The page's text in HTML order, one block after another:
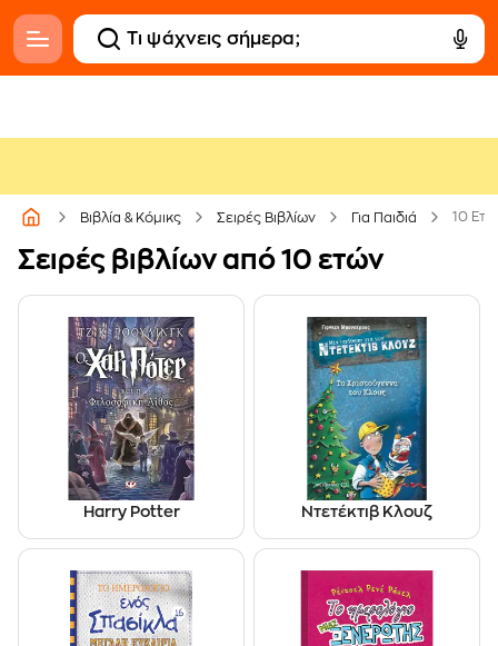
Βιβλία & Κόμικς Σειρές Βιβλίων Για Παιδιά 10
Σειρές βιβλίων από 10 ετών
Harry Potter Ντετέκτιβ Κλουζ